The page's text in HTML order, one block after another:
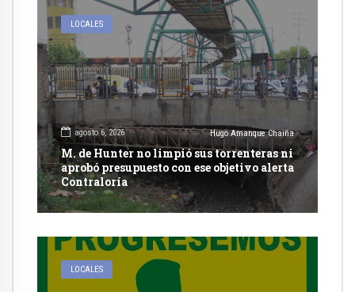
LOCALES
agosto 6, 2026 Hugo Amanque Chaiña
M. de Hunter no limpió sus torrenteras ni
aprobó presupuesto con ese objetivo alerta
Contraloría
LOCALES